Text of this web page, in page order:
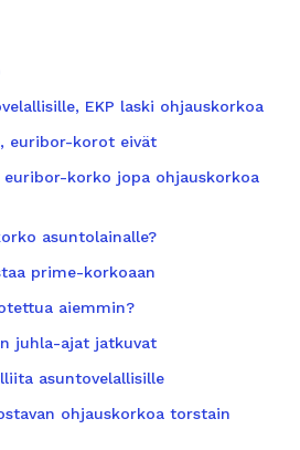
EKP laski ohjauskorkoa
euribor-korot eivät
euribor-korko jopa ohjauskorkoa
asuntolainalle?
prime-korkoaan
aiemmin?
juhla-ajat jatkuvat
asuntovelallisille
ohjauskorkoa torstain